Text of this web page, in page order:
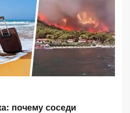
почему соседи